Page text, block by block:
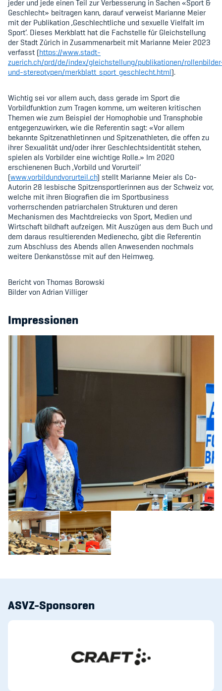
jeder und jede einen Teil zur Verbesserung in Sachen «Sport &
Geschlecht» beitragen kann, darauf verweist Marianne Meier
mit der Publikation ‚Geschlechtliche und sexuelle Vielfalt im
Sport‘. Dieses Merkblatt hat die Fachstelle für Gleichstellung
der Stadt Zürich in Zusammenarbeit mit Marianne Meier 2023
verfasst (https://www.stadt-
zuerich.ch/prd/de/index/gleichstellung/publikationen/
und-stereotypen/merkblatt_sport_geschlecht.html).
Wichtig sei vor allem auch, dass gerade im Sport die
Vorbildfunktion zum Tragen komme, um weiteren kritischen
Themen wie zum Beispiel der Homophobie und Transphobie
entgegenzuwirken, wie die Referentin sagt: «Vor allem
bekannte Spitzenathletinnen und Spitzenathleten, die offen zu
ihrer Sexualität und/oder ihrer Geschlechtsidentität stehen,
spielen als Vorbilder eine wichtige Rolle.» Im 2020
erschienenen Buch ‚Vorbild und Vorurteil‘
(www.vorbildundvorurteil.ch) stellt Marianne Meier als Co-
Autorin 28 lesbische Spitzensportlerinnen aus der Schweiz vor,
welche mit ihren Biografien die im Sportbusiness
vorherrschenden patriarchalen Strukturen und deren
Mechanismen des Machtdreiecks von Sport, Medien und
Wirtschaft bildhaft aufzeigen. Mit Auszügen aus dem Buch und
dem daraus resultierenden Medienecho, gibt die Referentin
zum Abschluss des Abends allen Anwesenden nochmals
weitere Denkanstösse mit auf den Heimweg.
Bericht von Thomas Borowski
Bilder von Adrian Villiger
Impressionen
ASVZ-Sponsoren